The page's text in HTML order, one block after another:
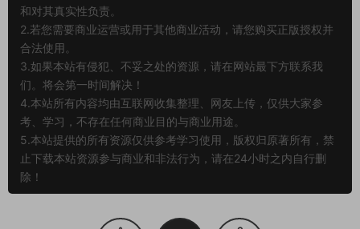
和对其真实性负责。
2.若您需要商业运营或用于其他商业活动，请您购买正版授权并
合法使用。
3.如果本站有侵犯、不妥之处的资源，请在网站最下方联系我
们。将会第一时间解决！
4.本站所有内容均由互联网收集整理、网友上传，仅供大家参
考、学习，不存在任何商业目的与商业用途。
5.本站提供的所有资源仅供参考学习使用，版权归原著所有，禁
止下载本站资源参与商业和非法行为，请在24小时之内自行删
除！